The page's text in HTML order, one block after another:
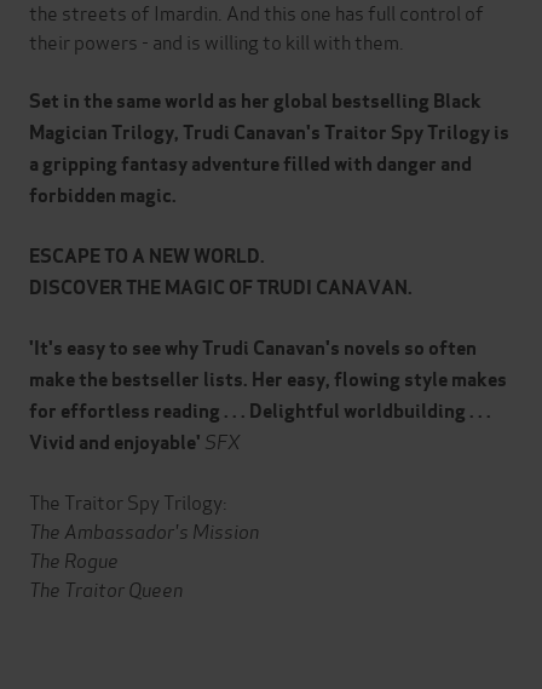
the streets of Imardin. And this one has full control of
their powers - and is willing to kill with them.
Set in the same world as her global bestselling Black
Magician Trilogy, Trudi Canavan's Traitor Spy Trilogy is
a gripping fantasy adventure filled with danger and
forbidden magic.
ESCAPE TO A NEW WORLD.
DISCOVER THE MAGIC OF TRUDI CANAVAN.
'It's easy to see why Trudi Canavan's novels so often
make the bestseller lists. Her easy, flowing style makes
for effortless reading . . . Delightful worldbuilding . . .
Vivid and enjoyable' SFX
The Traitor Spy Trilogy:
The Ambassador's Mission
The Rogue
The Traitor Queen